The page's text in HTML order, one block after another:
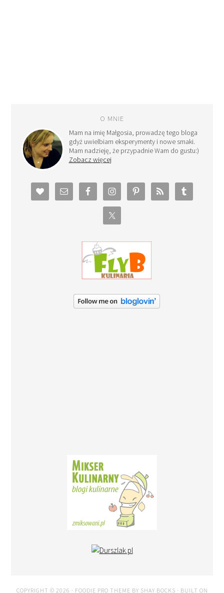
O MNIE
Mam na imię Małgosia, prowadzę tego bloga
gdyż uwielbiam eksperymenty i nowe smaki.
Mam nadzieję, że przypadnie Wam do gustu:)
Zobacz więcej
COPYRIGHT © 2026 · FOODIE PRO THEME BY SHAY BOCKS · BUILT ON